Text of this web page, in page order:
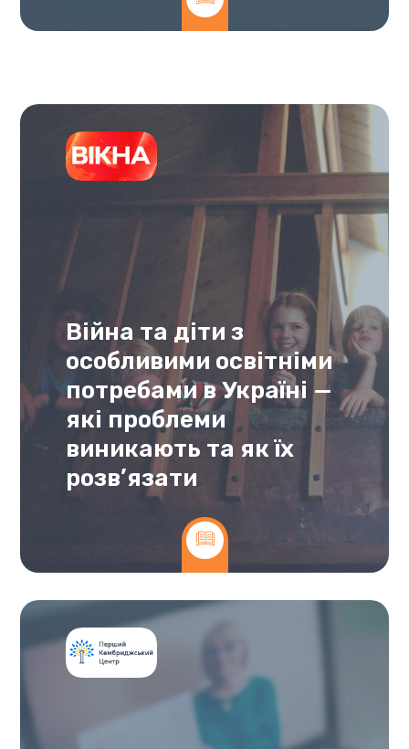
Війна та діти з
особливими освітніми
потребами в Україні —
які проблеми
виникають та як їх
розв’язати